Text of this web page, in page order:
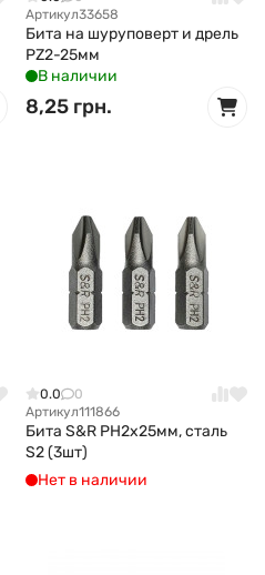
Артикул33658
Бита на шуруповерт и дрель
РZ2-25мм
В наличии
8,25 грн.
0.0
0
Артикул111866
Бита S&R PH2x25мм, сталь
S2 (3шт)
Нет в наличии